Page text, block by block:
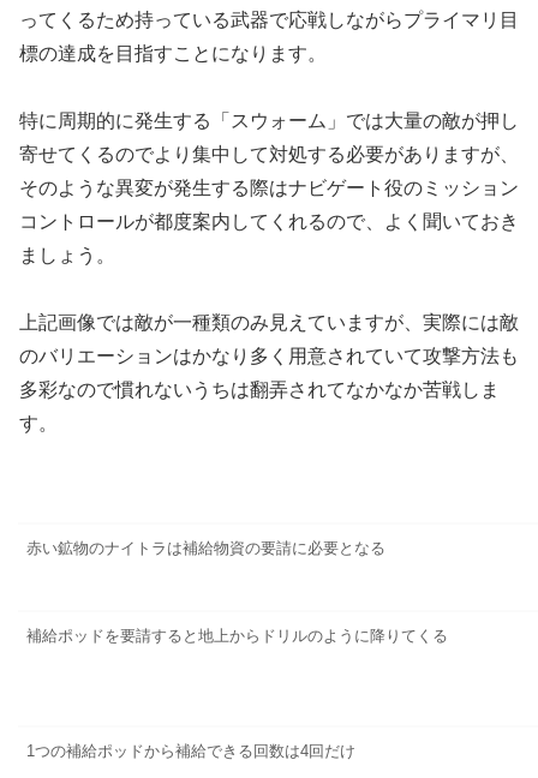
ってくるため持っている武器で応戦しながらプライマリ目
標の達成を目指すことになります。
特に周期的に発生する「スウォーム」では大量の敵が押し
寄せてくるのでより集中して対処する必要がありますが、
そのような異変が発生する際はナビゲート役のミッション
コントロールが都度案内してくれるので、よく聞いておき
ましょう。
上記画像では敵が一種類のみ見えていますが、実際には敵
のバリエーションはかなり多く用意されていて攻撃方法も
多彩なので慣れないうちは翻弄されてなかなか苦戦しま
す。
赤い鉱物のナイトラは補給物資の要請に必要となる
補給ポッドを要請すると地上からドリルのように降りてくる
1つの補給ポッドから補給できる回数は4回だけ